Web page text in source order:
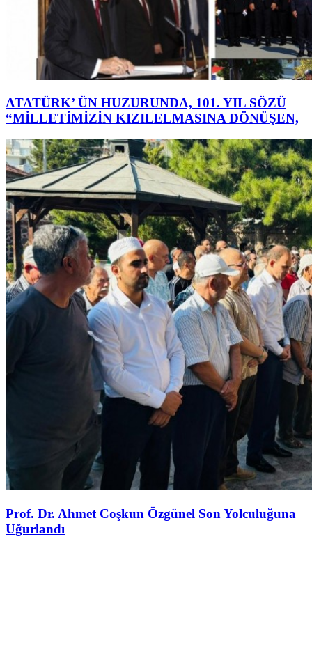
ATATÜRK’ ÜN HUZURUNDA, 101. YIL SÖZÜ
“MİLLETİMİZİN KIZILELMASINA DÖNÜŞEN,
Prof. Dr. Ahmet Coşkun Özgünel Son Yolculuğuna
Uğurlandı